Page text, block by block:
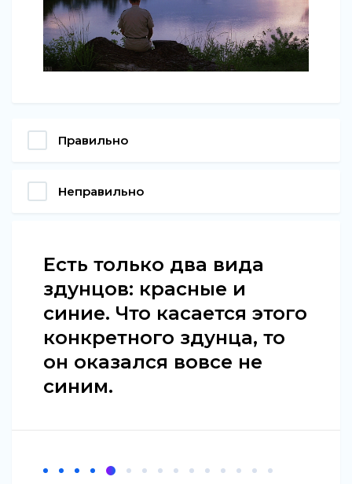
Правильно
Неправильно
Есть только два вида
здунцов: красные и
синие. Что касается этого
конкретного здунца, то
он оказался вовсе не
синим.